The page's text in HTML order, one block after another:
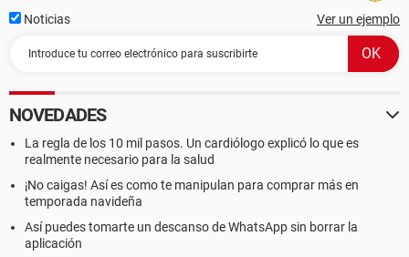
Noticias Ver un ejemplo
NOVEDADES
La regla de los 10 mil pasos. Un cardiólogo explicó lo que es
realmente necesario para la salud
¡No caigas! Así es como te manipulan para comprar más en
temporada navideña
Así puedes tomarte un descanso de WhatsApp sin borrar la
aplicación